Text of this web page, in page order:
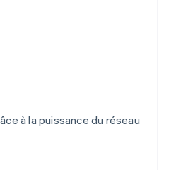
à la puissance du réseau